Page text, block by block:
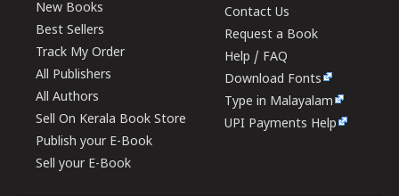
New Books
Best Sellers
Track My Order
All Publishers
All Authors
Sell On Kerala Book Store
Publish your E-Book
Sell your E-Book
Contact Us
Request a Book
Help / FAQ
Download Fonts
Type in Malayalam
UPI Payments Help